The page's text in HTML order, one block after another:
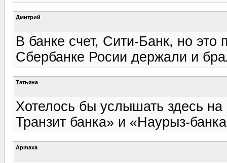
Дмитрий
В банке счет, Сити-Банк, но это
Сбербанке Росии держали и
Татьяна
Хотелось бы услышать здесь
Транзит банка» и «Наурыз-
Apmaxa